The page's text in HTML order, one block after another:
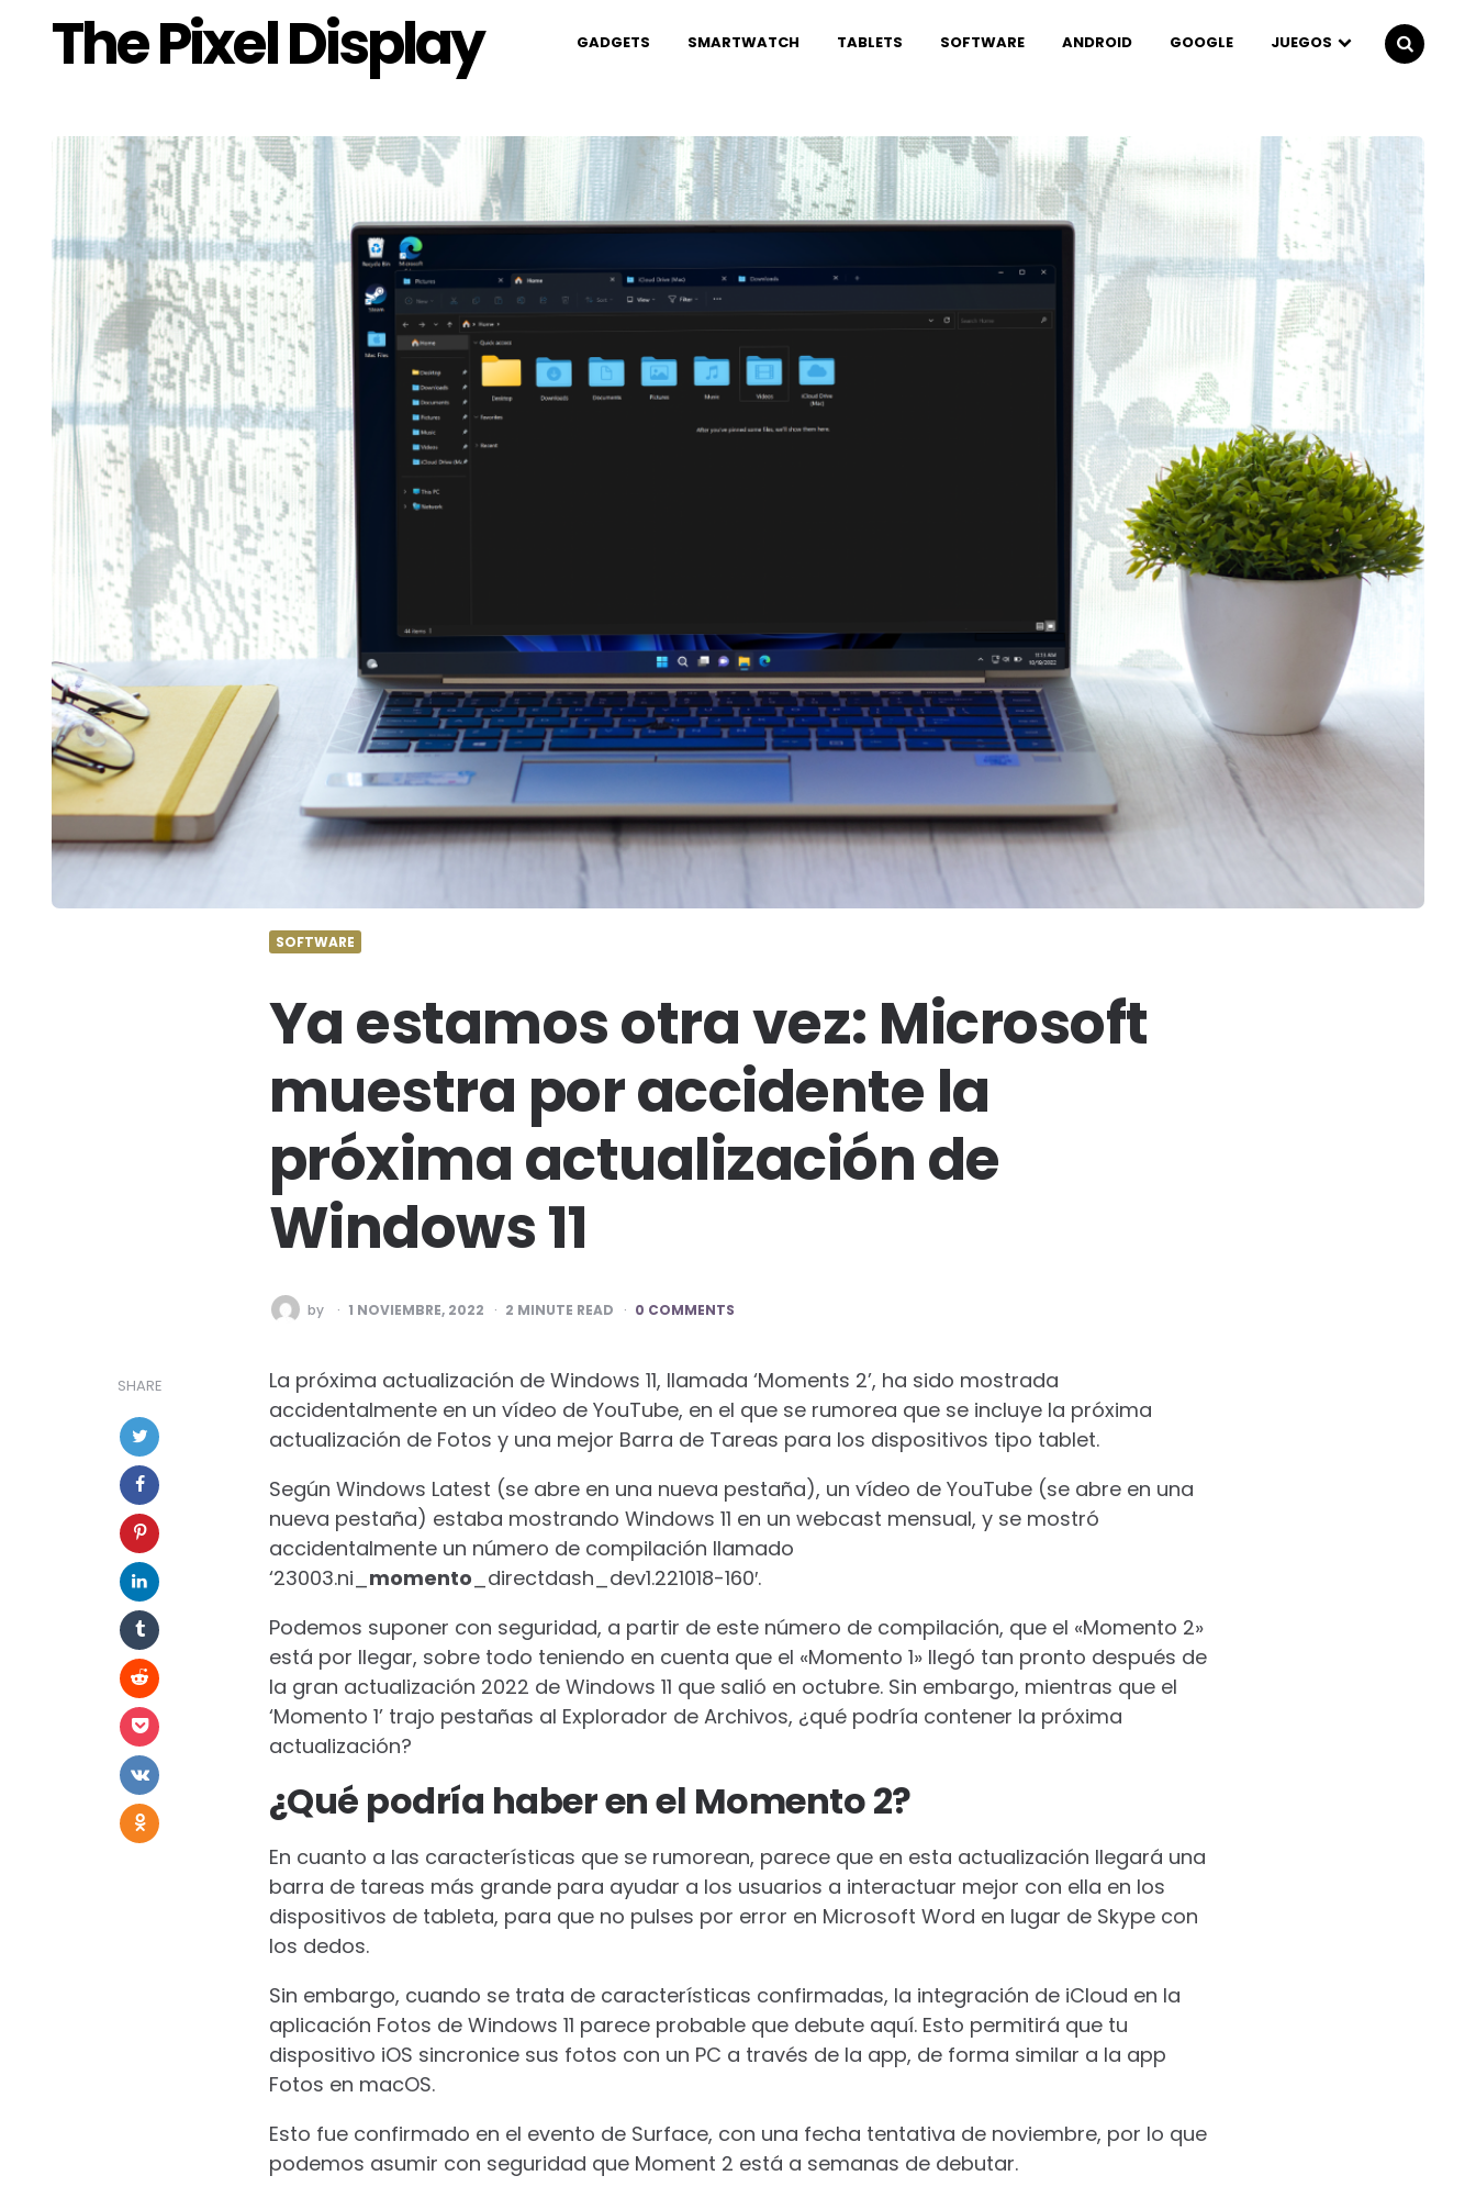
The Pixel Display GADGETS SMARTWATCH TABLETS SOFTWARE ANDROID GOOGLE
JUEGOS
SOFTWARE
Ya estamos otra vez: Microsoft
muestra por accidente la
próxima actualización de
Windows 11
POSTED
BY
by 1 NOVIEMBRE, 2022 2 MINUTE READ 0 COMMENTS
SHARE
La próxima actualización de Windows 11, llamada ‘Moments 2’, ha sido mostrada
accidentalmente en un vídeo de YouTube, en el que se rumorea que se incluye la próxima
actualización de Fotos y una mejor Barra de Tareas para los dispositivos tipo tablet.
Según Windows Latest (se abre en una nueva pestaña), un vídeo de YouTube(se abre en una
nueva pestaña) estaba mostrando Windows 11 en un webcast mensual, y se mostró
accidentalmente un número de compilación llamado
‘23003.ni_momento_directdash_dev1.221018-160′.
Podemos suponer con seguridad, a partir de este número de compilación, que el «Momento 2»
está por llegar, sobre todo teniendo en cuenta que el «Momento 1» llegó tan pronto después de
la gran actualización 2022 de Windows 11 que salió en octubre. Sin embargo, mientras que el
‘Momento 1’ trajo pestañas al Explorador de Archivos, ¿qué podría contener la próxima
actualización?
¿Qué podría haber en el Momento 2?
En cuanto a las características que se rumorean, parece que en esta actualización llegará una
barra de tareas más grande para ayudar a los usuarios a interactuar mejor con ella en los
dispositivos de tableta, para que no pulses por error en Microsoft Word en lugar de Skype con
los dedos.
Sin embargo, cuando se trata de características confirmadas, la integración de iCloud en la
aplicación Fotos de Windows 11 parece probable que debute aquí. Esto permitirá que tu
dispositivo iOS sincronice sus fotos con un PC a través de la app, de forma similar a la app
Fotos en macOS.
Esto fue confirmado en el evento de Surface, con una fecha tentativa de noviembre, por lo que
podemos asumir con seguridad que Moment 2 está a semanas de debutar.